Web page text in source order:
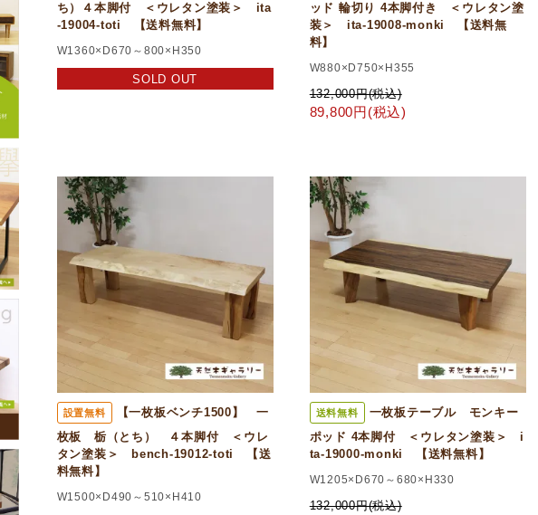
ち）４本脚付 ＜ウレタン塗装＞ ita
-19004-toti 【送料無料】
W1360×D670～800×H350
SOLD OUT
ッド 輪切り 4本脚付き ＜ウレタン塗
装＞ ita-19008-monki 【送料無
料】
W880×D750×H355
132,000円(税込)
89,800円(税込)
設置無料
【一枚板ベンチ1500】 一
枚板 栃（とち） ４本脚付 ＜ウレ
タン塗装＞ bench-19012-toti 【送
料無料】
W1500×D490～510×H410
送料無料
一枚板テーブル モンキー
ポッド 4本脚付 ＜ウレタン塗装＞ i
ta-19000-monki 【送料無料】
W1205×D670～680×H330
132,000円(税込)